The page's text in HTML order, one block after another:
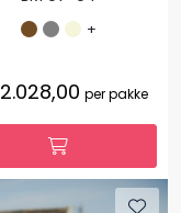
+
2.028,00 per pakke